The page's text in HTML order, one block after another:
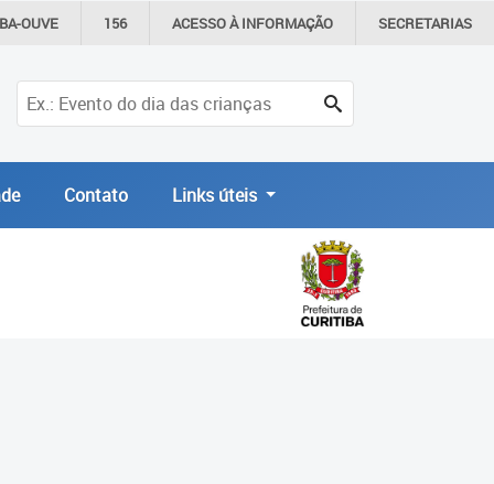
OUVE 156 ACESSO ÀINFORMAÇÃO SECRETARIAS
Contato Links úteis